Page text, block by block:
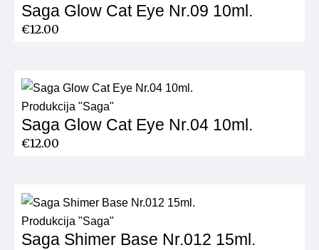
Saga Glow Cat Eye Nr.09 10ml.
€12.00
Produkcija "Saga"
Saga Glow Cat Eye Nr.04 10ml.
€12.00
Produkcija "Saga"
Saga Shimer Base Nr.012 15ml.